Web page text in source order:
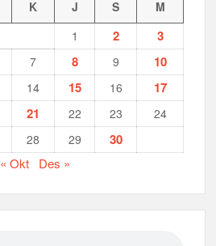
K J S
M
1
2 3
7 8 9
10
14 15 16 17
21 22 23 24
28 29 30
« Okt Des »